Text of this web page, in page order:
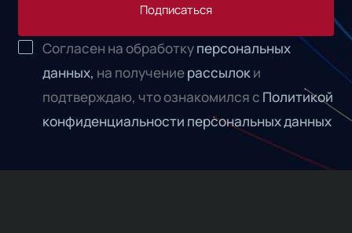
Подписаться
Согласен на обработкуперсональных
данных, на получениерассылоки
подтверждаю, что ознакомился с Политикой
конфиденциальности персональных данных